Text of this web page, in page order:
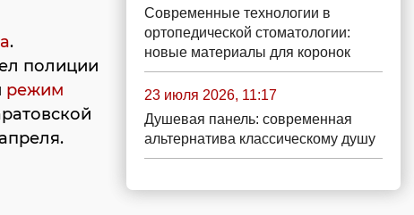
.
полиции
режим
Современные технологии в
ортопедической стоматологии:
новые материалы для коронок
23 июля 2026, 11:17
Душевая панель: современная
альтернатива классическому душу